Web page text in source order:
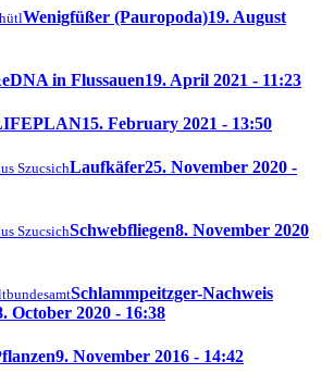
Wenigfüßer (Pauropoda)19. August
eDNA in Flussauen19. April 2021 - 11:23
15. February 2021 - 13:50
SzucsichLaufkäfer25. November 2020 -
SzucsichSchwebfliegen8. November 2020
Schlammpeitzger-Nachweis
October 2020 - 16:38
9. November 2016 - 14:42